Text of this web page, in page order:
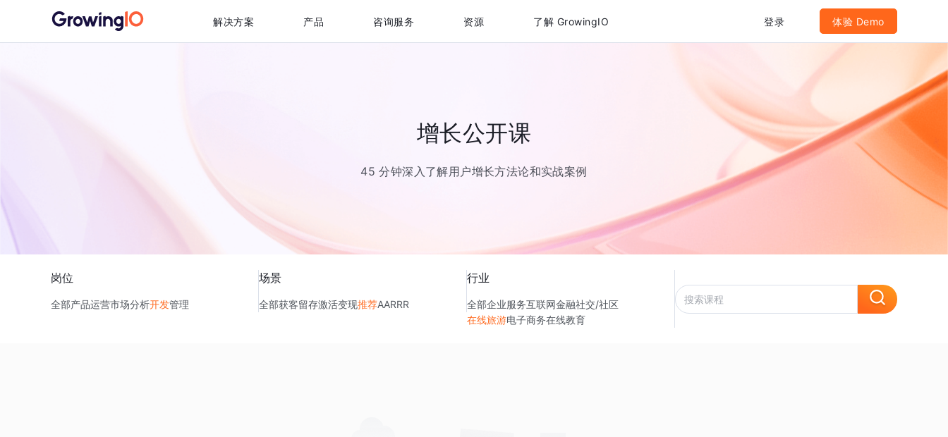
解决方案 产品 咨询服务 资源 了解 GrowingIO 登录 体验 Demo
增长公开课
45 分钟深入了解用户增长方法论和实战案例
岗位
全部产品运营市场分析开发管理
场景
全部获客留存激活变现推荐AARRR
行业
全部企业服务互联网金融社交/社区
在线旅游电子商务在线教育